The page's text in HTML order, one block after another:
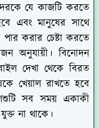
যে কাজটি করতে
এবং মানুষের সাথে
করার চেষ্টা করতে
অনুযায়ী। বিনোদন
দেখা থেকে বিরত
খেয়াল রাখতে হবে
সব সময় একাকী
না থাকে।